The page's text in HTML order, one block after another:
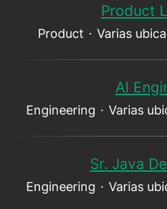
Product
Product · Varias
AI
Engineering · Varias
Sr. Java
Engineering · Varias